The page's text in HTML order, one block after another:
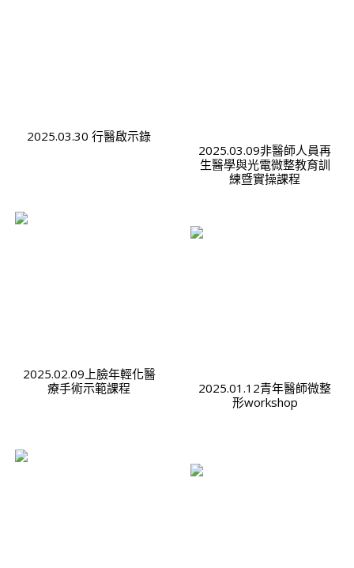
2025.03.30 行醫啟示錄
2025.03.09非醫師人員再
生醫學與光電微整教育訓
練暨實操課程
2025.02.09上臉年輕化醫
療手術示範課程
2025.01.12青年醫師微整
形workshop